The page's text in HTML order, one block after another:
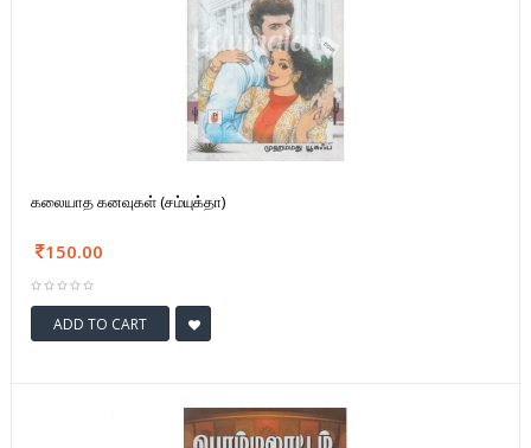
கலையாத கனவுகள் (சம்யுக்தா)
150.00
ADD TO CART